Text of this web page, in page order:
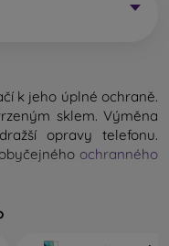
k jeho úplné ochraně.
sklem. Výměna
opravy telefonu.
ochranného
ale při pádu
nepoškozený. Výběr